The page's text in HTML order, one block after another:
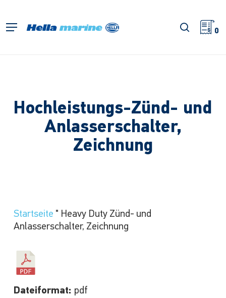
springen
Menü Suche
0
Hochleistungs-Zünd- und
Anlasserschalter,
Zeichnung
Startseite " Heavy Duty Zünd- und
Anlasserschalter, Zeichnung
Dateiformat: pdf